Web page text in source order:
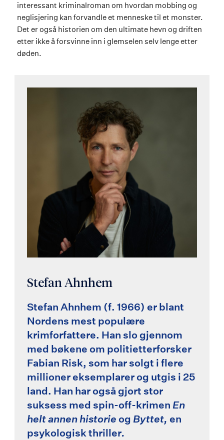
interessant kriminalroman om hvordan mobbing og
neglisjering kan forvandle et menneske til et monster.
Det er også historien om den ultimate hevn og driften
etter ikke å forsvinne inn i glemselen selv lenge etter
døden.
Stefan Ahnhem
Stefan Ahnhem (f. 1966) er blant
Nordens mest populære
krimforfattere. Han slo gjennom
med bøkene om politietterforsker
Fabian Risk, som har solgt i flere
millioner eksemplarer og utgis i 25
land. Han har også gjort stor
suksess med spin-off-krimen En
helt annen historie og Byttet, en
psykologisk thriller.